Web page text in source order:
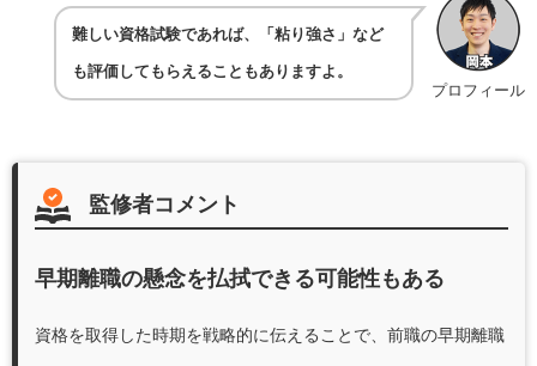
プロフィール
難しい資格試験であれば、「粘り強さ」など
も評価してもらえることもありますよ。
監修者コメント
早期離職の懸念を払拭できる可能性もある
資格を取得した時期を戦略的に伝えることで、前職の早期離職